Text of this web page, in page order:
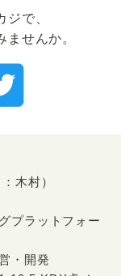
で、
せんか。
木村）
プラットフォー
・開発